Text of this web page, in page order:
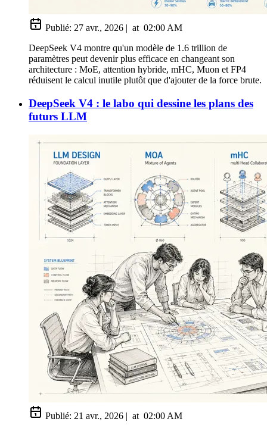
Publié: 27 avr., 2026 | at 02:00 AM
DeepSeek V4 montre qu'un modèle de 1.6 trillion de
paramètres peut devenir plus efficace en changeant son
architecture : MoE, attention hybride, mHC, Muon et FP4
réduisent le calcul inutile plutôt que d'ajouter de la force brute.
DeepSeek V4 : le labo qui dessine les plans des
futurs LLM
Publié: 21 avr., 2026 | at 02:00 AM